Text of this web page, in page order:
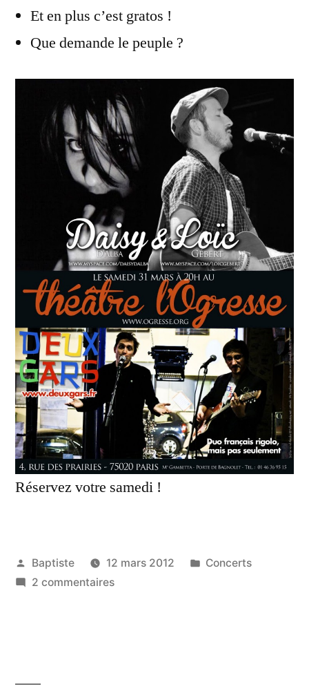
Et en plus c’est gratos !
Que demande le peuple ?
Réservez votre samedi !
Publié
par
Baptiste 12 mars 2012
Publié
Concerts
2 commentairessur